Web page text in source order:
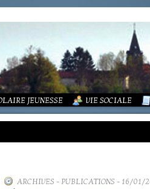
JEUNESSE VIE SOCIALE
ARCHIVES - PUBLICATIONS - 16/01/
ASSAINISSEMENT
PUBLIQUE - INFORMATIONS
ENFANCE
PRIVÉE
ACTION SOCIALE